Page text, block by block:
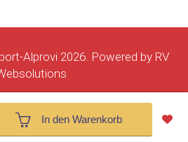
In den Warenkorb
Alprovi 2026. Powered by RV
Datenschutzrichtlinie
Impressum Sitemap